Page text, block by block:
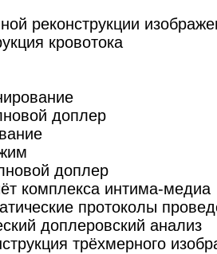
реконструкции
кровотока
доплер
доплер
комплекса интима-медиа
протоколы
доплеровский анализ
трёхмерного